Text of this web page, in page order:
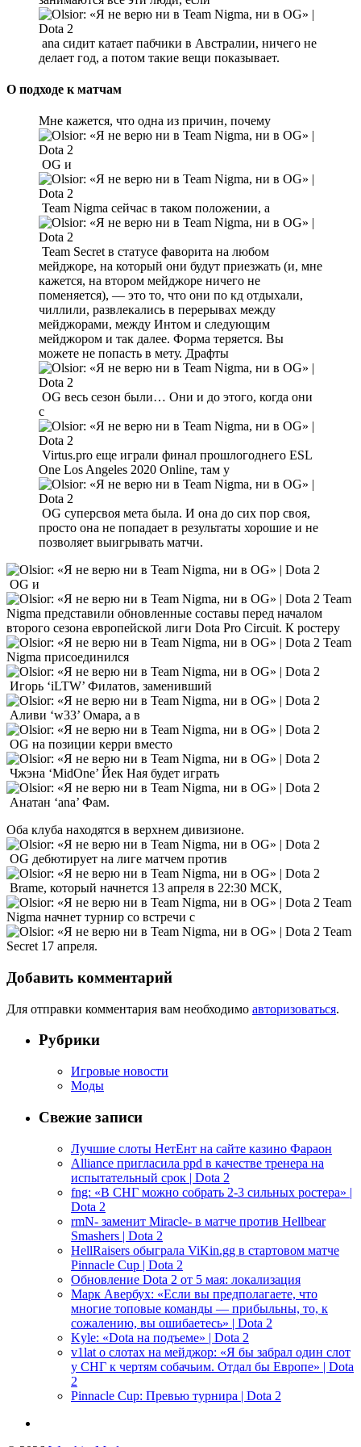
ana сидит катает пабчики в Австралии, ничего не
делает год, а потом такие вещи показывает.
О подходе к матчам
Мне кажется, что одна из причин, почему
OG и
Team Nigma сейчас в таком положении, а
Team Secret в статусе фаворита на любом
мейджоре, на который они будут приезжать (и, мне
кажется, на втором мейджоре ничего не
поменяется), — это то, что они по кд отдыхали,
чиллили, развлекались в перерывах между
мейджорами, между Интом и следующим
мейджором и так далее. Форма теряется. Вы
можете не попасть в мету. Драфты
OG весь сезон были… Они и до этого, когда они
с
Virtus.pro еще играли финал прошлогоднего ESL
One Los Angeles 2020 Online, там у
OG суперсвоя мета была. И она до сих пор своя,
просто она не попадает в результаты хорошие и не
позволяет выигрывать матчи.
OG и
Team
Nigma представили обновленные составы перед началом
второго сезона европейской лиги Dota Pro Circuit. К ростеру
Team
Nigma присоединился
Игорь ‘iLTW’ Филатов, заменивший
Аливи ‘w33’ Омара, а в
OG на позиции керри вместо
Чжэна ‘MidOne’ Йек Ная будет играть
Анатан ‘ana’ Фам.
Оба клуба находятся в верхнем дивизионе.
OG дебютирует на лиге матчем против
Brame, который начнется 13 апреля в 22:30 МСК,
Team
Nigma начнет турнир со встречи с
Team
Secret 17 апреля.
Добавить комментарий
Для отправки комментария вам необходимо авторизоваться.
Рубрики
Игровые новости
Моды
Свежие записи
Лучшие слоты НетЕнт на сайте казино Фараон
Alliance пригласила ppd в качестве тренера на
испытательный срок | Dota 2
fng: «В СНГ можно собрать 2-3 сильных ростера» |
Dota 2
rmN- заменит Miracle- в матче против Hellbear
Smashers | Dota 2
HellRaisers обыграла ViKin.gg в стартовом матче
Pinnacle Cup | Dota 2
Обновление Dota 2 от 5 мая: локализация
Марк Авербух: «Если вы предполагаете, что
многие топовые команды — прибыльны, то, к
сожалению, вы ошибаетесь» | Dota 2
Kyle: «Dota на подъеме» | Dota 2
v1lat о слотах на мейджор: «Я бы забрал один слот
у СНГ к чертям собачьим. Отдал бы Европе» | Dota
2
Pinnacle Cup: Превью турнира | Dota 2